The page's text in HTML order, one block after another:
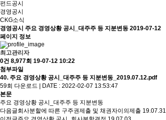
펀드공시
경영공시
CKG소식
경영공시 주요 경영상황 공시_대주주 등 지분변동 2019-07-12
페이지 정보
최고관리자
0건 8,977회 19-07-12 10:22
첨부파일
40. 주요 경영상황 공시_대주주 등 지분변동_2019.07.12.pdf
59회 다운로드 | DATE : 2022-02-07 13:53:47
본문
주요 경영상황 공시_대주주 등 지분변동
다음글회사분할에 따른 구주권제출 및 채권자이의제출 19.07.31